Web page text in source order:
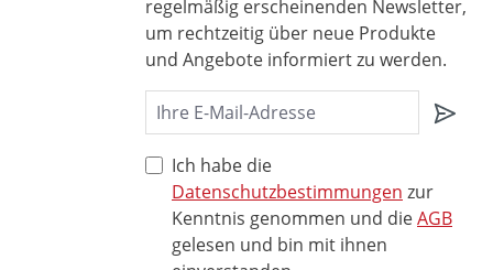
regelmäßig erscheinenden Newsletter,
um rechtzeitig über neue Produkte
und Angebote informiert zu werden.
Ich habe die
Datenschutzbestimmungen zur
Kenntnis genommen und dieAGB
gelesen und bin mit ihnen